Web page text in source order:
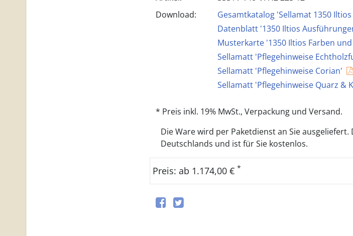
Download:
Gesamtkatalog 'Sellamat 1350
Datenblatt '1350 Iltios
Musterkarte '1350 Iltios Farben
Sellamatt 'Pflegehinweise
Sellamatt 'Pflegehinweise Corian'
Sellamatt 'Pflegehinweise Quarz &
* Preis inkl. 19% MwSt., Verpackung und Versand.
Die Ware wird per Paketdienst an Sie
Deutschlands und ist für Sie kostenlos.
Preis: ab 1.174,00 € *